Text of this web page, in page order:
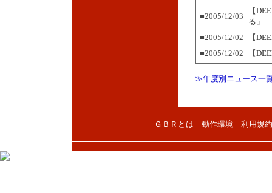
■2005/12/03
【
る」
■2005/12/02
【
■2005/12/02
【
≫年度別ニュース一
ＧＢＲとは 動作環境 利用規約